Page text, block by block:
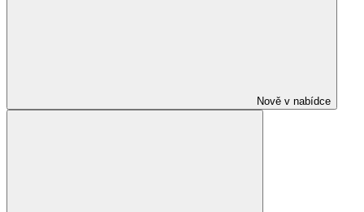
Nově v nabídce